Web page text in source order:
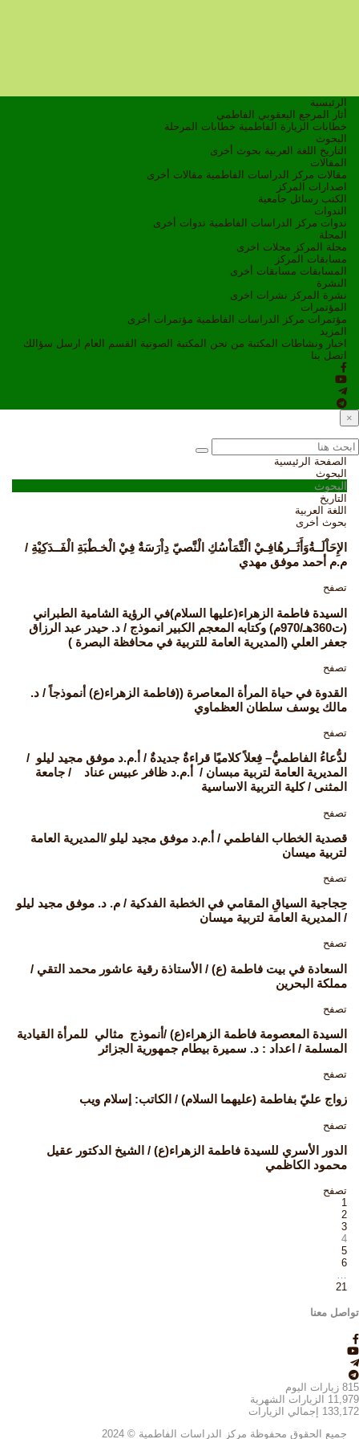
الرئيسية
أثار المرجع اليعقوبي الفاطمي
خطابات الزيارة الفاطمية خطابات المرحلة
البحوث
التاريخ
اللغة العربية بحوث أخرى
المقالات
مقالات مركز الدراسات الفاطمية مقالات أخرى
اصدارات المركز
الكتب رسائل جامعية
الندوات
ندوات مركز الدراسات الفاطمية ندوات أخرى
المجلة
مجلة المركز مجلات اخرى
مسابقات المركز
المسابقات مسابقات أخرى
النشرة
نشرة المركز نشرات اخرى
المؤتمرات
مؤتمرات مركز الدراسات الفاطمية مؤتمرات أخرى
المزيد
اخبار ونشاطات
المكتبة من نحن المكتبة الصوتية القسم العام ارسل سؤالك
اتصل بنا
×
الصفحة الرئيسية
البحوث
البحوث
التاريخ
اللغة العربية
بحوث أخرى
الإِحَاْلَــةُوَأَثَــرهُافِـيْ الْتَّمَاْسُكِ الْنَّصيّ دِاْرَسَةٌ فِيْ الْخـطْبَةِ الْفَــدَكِيْةِ /
م.م أحمد موفق مهدي
تصفح
السيدة فاطمة الزهراء(عليها السلام)في الرؤية الشامية الطبراني
(ت360هـ/970م) وكتابه المعجم الكبير انموذج / د. حيدر عبد الرزاق
جعفر العلي (المديرية العامة للتربية في محافظة البصرة )
تصفح
القدوة في حياة المرأة المعاصرة ((فاطمة الزهراء(ع) أنموذجاً / د.
مالك يوسف سلطان العظماوي
تصفح
لدُّعاءُ الفاطميُّ– فِعلاً كلاميًا قراءةٌ جديدةٌ / أ.م.د موفق مجيد ليلو /
المديرية العامة لتربية مبسان / أ.م.د ظافر عبيس عناد / جامعة
المثنى / كلية التربية الاساسية
تصفح
قصدية الخطاب الفاطمي / أ.م.د موفق مجيد ليلو /المديرية العامة
لتربية ميسان
تصفح
حِجاجية السياقِ المقامي في الخطبة الفدكية / م. د. موفق مجيد ليلو
/ المديرية العامة لتربية ميسان
تصفح
السعادة في بيت فاطمة (ع) / الأستاذة رقية عاشور محمد التقي /
مملكة البحرين
تصفح
السيدة المعصومة فاطمة الزهراء(ع) /أنموذج مثالي للمرأة القيادية
المسلمة / اعداد : د. سميرة بيطام جمهورية الجزائر
تصفح
زواج عليّ بفاطمة (عليهما السلام) / الكاتب: إسلام ويب
تصفح
الدور الأسري للسيدة فاطمة الزهراء(ع) / الشيخ الدكتور عقيل
محمود الكاظمي
تصفح
1
2
3
4
5
6
…
21
تواصل معنا
815 زيارات اليوم
11,979 الزيارات الشهرية
133,172 إجمالي الزيارات
جميع الحقوق محفوظة مركز الدراسات الفاطمية © 2024